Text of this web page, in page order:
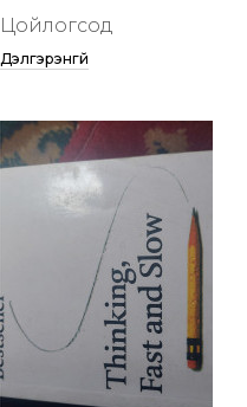
Цойлогсод
Дэлгэрэнгүй